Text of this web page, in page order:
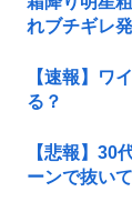
れブチギレ
【速報】ワ
る？
【悲報】30
ーンで抜い